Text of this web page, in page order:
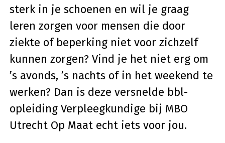
sterk in je schoenen en wil je graag
leren zorgen voor mensen die door
ziekte of beperking niet voor zichzelf
kunnen zorgen? Vind je het niet erg om
’s avonds, ’s nachts of in het weekend te
werken? Dan is deze versnelde bbl-
opleiding Verpleegkundige bij MBO
Utrecht Op Maat echt iets voor jou.